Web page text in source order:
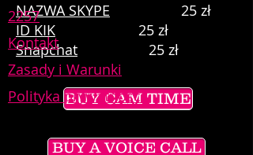
NAZWA SKYPE
25 zł
ID KIK
25 zł
Snapchat
25 zł
BUY CAM TIME
BUY A VOICE CALL
2257
Kontakt
Zasady i Warunki
Polityka prywatności